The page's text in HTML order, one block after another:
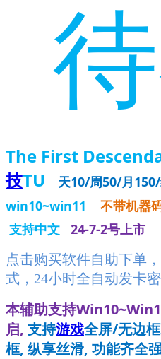
The First
技TU 天10/周50/月
win10~win11 不带机器
支持中文
24-7-2号上市
点击购买软件自助下单
式，24小时全自动发卡
本辅助支持
启, 支持游戏全屏/无边
框, 纵享丝滑, 功能齐全